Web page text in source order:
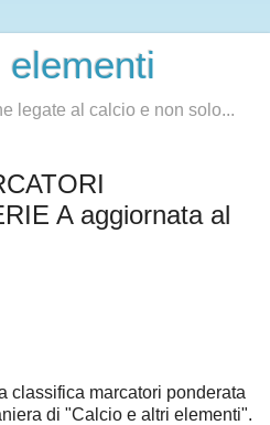
legate al calcio e non solo...
A aggiornata al
classifica marcatori ponderata
di "Calcio e altri elementi".